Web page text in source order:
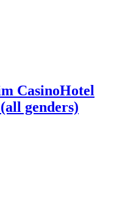
CasinoHotel
genders)